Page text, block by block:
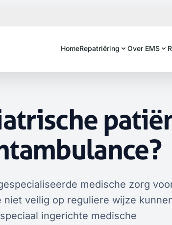
HomeRepatriëring Over EMS
medische zorg
veilig op reguliere wijze
ingerichte medische